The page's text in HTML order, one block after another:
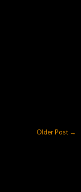
Older Post →